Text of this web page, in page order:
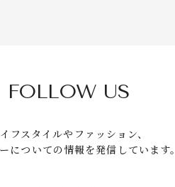
FOLLOW US
フスタイルやファッション、
についての情報を発信しています。